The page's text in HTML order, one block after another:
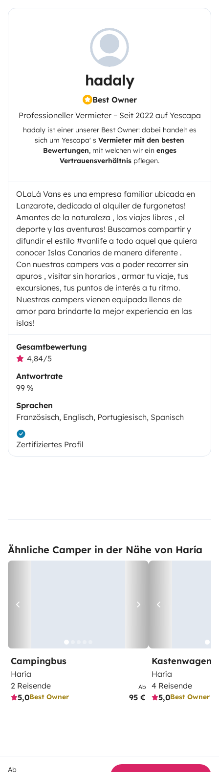
hadaly
Best Owner
Professioneller Vermieter – Seit 2022 auf Yescapa
hadalyist einer unserer Best Owner: dabei handelt es
sich um Yescapa' s Vermieter mit den besten
Bewertungen, mit welchen wir ein enges
Vertrauensverhältnis pflegen.
OLaLá Vans es una empresa familiar ubicada en
Lanzarote, dedicada al alquiler de furgonetas!
Amantes de la naturaleza , los viajes libres , el
deporte y las aventuras! Buscamos compartir y
difundir el estilo #vanlife a todo aquel que quiera
conocer Islas Canarias de manera diferente .
Con nuestras campers vas a poder recorrer sin
apuros , visitar sin horarios , armar tu viaje, tus
excursiones, tus puntos de interés a tu ritmo.
Nuestras campers vienen equipada llenas de
amor para brindarte la mejor experiencia en las
islas!
Gesamtbewertung
4,84/5
Antwortrate
99 %
Sprachen
Französisch, Englisch, Portugiesisch, Spanisch
Zertifiziertes Profil
Ähnliche Camper in der Nähe von Haría
Campingbus
Haría
2 Reisende
5,0Best Owner
Ab
95 €
Kastenwagen
Haría
4 Reisende
5,0Best Owner
Ab